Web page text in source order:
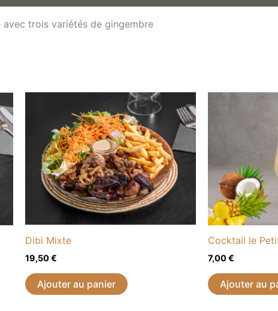
trois variétés de gingembre
Dibi Mixte
19,50€
Ajouter au panier
Cocktail le
7,00€
Ajouter au